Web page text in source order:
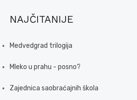
NAJČITANIJE
Medvedgrad trilogija
Mleko u prahu - posno?
Zajednica saobraćajnih škola